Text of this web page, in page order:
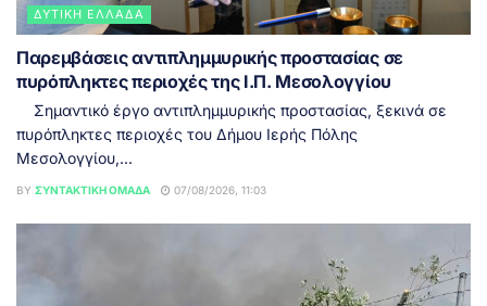
ΔΥΤΙΚΉ ΕΛΛΆΔΑ
Παρεμβάσεις αντιπλημμυρικής προστασίας σε
πυρόπληκτες περιοχές της Ι.Π. Μεσολογγίου
Σημαντικό έργο αντιπλημμυρικής προστασίας, ξεκινά σε
πυρόπληκτες περιοχές του Δήμου Ιερής Πόλης
Μεσολογγίου,...
BY ΣΥΝΤΑΚΤΙΚΉ ΟΜΆΔΑ 07/08/2026, 11:03